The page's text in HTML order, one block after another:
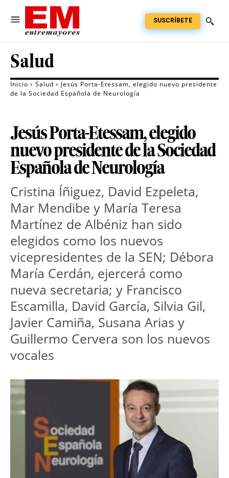
SUSCRÍBETE
Salud
Inicio Salud
Jesús Porta-Etessam, elegido nuevo presidente
de la Sociedad Española de Neurología
Jesús Porta-Etessam, elegido
nuevo presidente de la Sociedad
Española de Neurología
Cristina Íñiguez, David Ezpeleta,
Mar Mendibe y María Teresa
Martínez de Albéniz han sido
elegidos como los nuevos
vicepresidentes de la SEN; Débora
María Cerdán, ejercerá como
nueva secretaria; y Francisco
Escamilla, David García, Silvia Gil,
Javier Camiña, Susana Arias y
Guillermo Cervera son los nuevos
vocales